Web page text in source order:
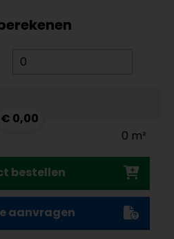
€ 0,00
0 m²
bestellen
aanvragen